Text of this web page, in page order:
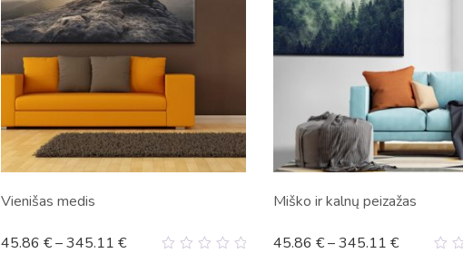
Vienišas medis
45.86 €–345.11 €
Miško ir kalnų peizažas
45.86 €–345.11 €